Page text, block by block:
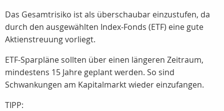
Das Gesamtrisiko ist als überschaubar einzustufen, da
durch den ausgewählten Index-Fonds (ETF) eine gute
Aktienstreuung vorliegt.
ETF-Sparpläne sollten über einen längeren Zeitraum,
mindestens 15 Jahre geplant werden. So sind
Schwankungen am Kapitalmarkt wieder einzufangen.
TIPP: